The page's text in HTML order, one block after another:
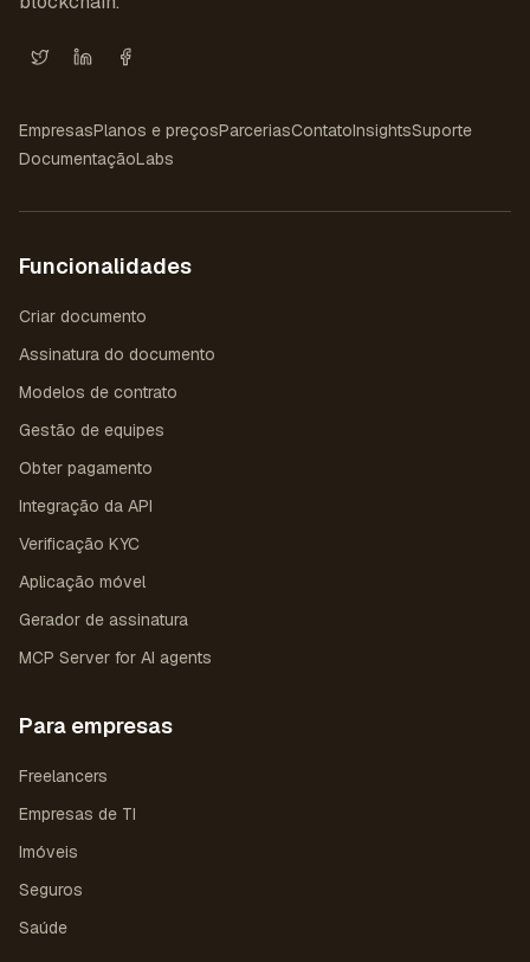
X (Twitter)
LinkedInFacebook
EmpresasPlanos e preçosParceriasContatoInsightsSuporte
DocumentaçãoLabs
Funcionalidades
Criar documento
Assinatura do documento
Modelos de contrato
Gestão de equipes
Obter pagamento
Integração da API
Verificação KYC
Aplicação móvel
Gerador de assinatura
MCP Server for AI agents
Para empresas
Freelancers
Empresas de TI
Imóveis
Seguros
Saúde